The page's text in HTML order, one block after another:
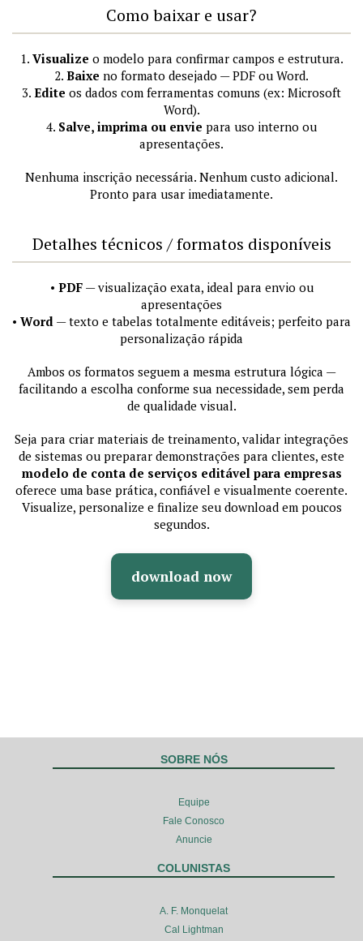
Como baixar e usar?
1. Visualize o modelo para confirmar campos e estrutura.
2. Baixe no formato desejado — PDF ou Word.
3. Edite os dados com ferramentas comuns (ex: Microsoft
Word).
4. Salve, imprima ou envie para uso interno ou
apresentações.
Nenhuma inscrição necessária. Nenhum custo adicional.
Pronto para usar imediatamente.
Detalhes técnicos / formatos disponíveis
• PDF— visualização exata, ideal para envio ou
apresentações
• Word — texto e tabelas totalmente editáveis; perfeito para
personalização rápida
Ambos os formatos seguem a mesma estrutura lógica —
facilitando a escolha conforme sua necessidade, sem perda
de qualidade visual.
Seja para criar materiais de treinamento, validar integrações
de sistemas ou preparar demonstrações para clientes, este
modelo de conta de serviços editável para empresas
oferece uma base prática, confiável e visualmente coerente.
Visualize, personalize e finalize seu download em poucos
segundos.
download now
SOBRE NÓS
Equipe
Fale Conosco
Anuncie
COLUNISTAS
A. F. Monquelat
Cal Lightman